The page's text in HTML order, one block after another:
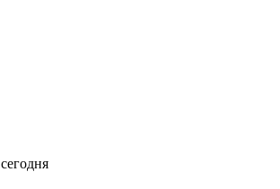
сегодня